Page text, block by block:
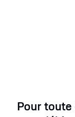
Pour toute